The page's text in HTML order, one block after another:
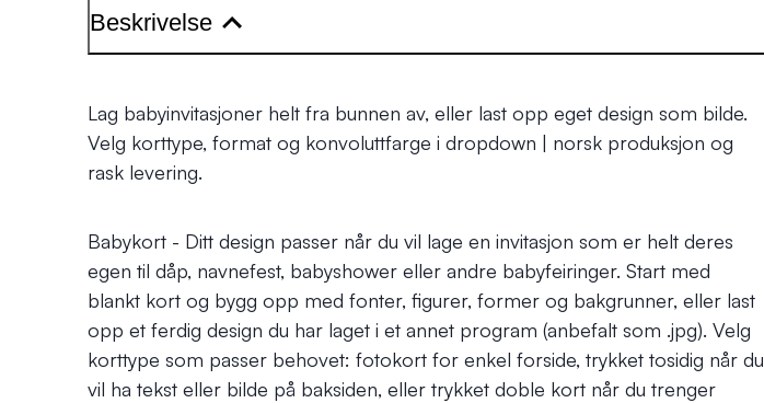
Beskrivelse
Lag babyinvitasjoner helt fra bunnen av, eller last opp eget design som bilde.
Velg korttype, format og konvoluttfarge i dropdown | norsk produksjon og
rask levering.
Babykort - Ditt design passer når du vil lage en invitasjon som er helt deres
egen til dåp, navnefest, babyshower eller andre babyfeiringer. Start med
blankt kort og bygg opp med fonter, figurer, former og bakgrunner, eller last
opp et ferdig design du har laget i et annet program (anbefalt som .jpg). Velg
korttype som passer behovet: fotokort for enkel forside, trykket tosidig når du
vil ha tekst eller bilde på baksiden, eller trykket doble kort når du trenger